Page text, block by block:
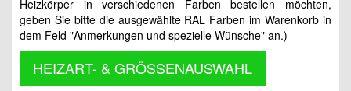
Heizkörper in verschiedenen Farben bestellen möchten,
geben Sie bitte die ausgewählte RAL Farben im Warenkorb in
dem Feld "Anmerkungen und spezielle Wünsche" an.)
HEIZART- & GRÖSSENAUSWAHL